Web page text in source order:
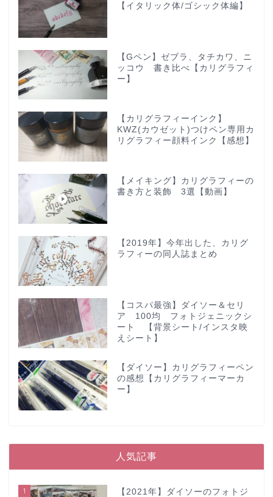
【イタリック体/ゴシック体編】
【Gペン】ゼブラ、タチカワ、ニ
ッコウ 書き比べ【カリグラフィ
ー】
【カリグラフィーインク】
KWZ(カウゼット)つけペン専用カ
リグラフィー顔料インク【感想】
【メイキング】カリグラフィーの
書き方と装飾 3選【動画】
【2019年】今年出した、カリグ
ラフィーの同人誌まとめ
【コスパ最強】ダイソー＆セリ
ア 100均 フォトジェニックシ
ート 【背景シート/インスタ映
えシート】
【ダイソー】カリグラフィーペン
の感想【カリグラフィーマーカ
ー】
人気記事
1
【2021年】ダイソーのフォトジ